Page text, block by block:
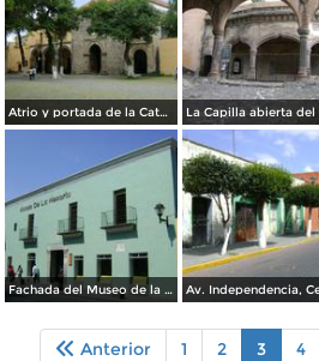
Atrio y portada de la Catedral de Tlaxcala. Febrero/2012
Fachada del Museo de la Memoria de Tlaxcala. Marzo/2012
Anterior 1 2 3 4